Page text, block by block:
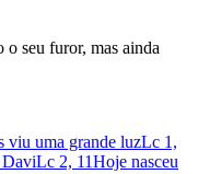
o seu furor, mas ainda
viu uma grande luzLc 1,
DaviLc 2, 11Hoje nasceu